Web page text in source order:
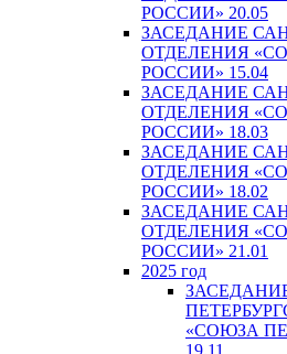
РОССИИ» 20.05
ЗАСЕДАНИЕ
ОТДЕЛЕНИЯ
РОССИИ» 15.04
ЗАСЕДАНИЕ
ОТДЕЛЕНИЯ
РОССИИ» 18.03
ЗАСЕДАНИЕ
ОТДЕЛЕНИЯ
РОССИИ» 18.02
ЗАСЕДАНИЕ
ОТДЕЛЕНИЯ
РОССИИ» 21.01
2025 год
«СОЮЗА
19.11